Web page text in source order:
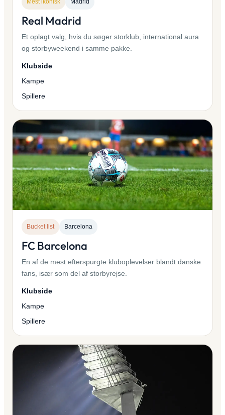
Mest ikonisk Madrid
Real Madrid
Et oplagt valg, hvis du søger storklub, international aura
og storbyweekend i samme pakke.
Klubside
Kampe
Spillere
Bucket list Barcelona
FC Barcelona
En af de mest efterspurgte kluboplevelser blandt danske
fans, især som del af storbyrejse.
Klubside
Kampe
Spillere